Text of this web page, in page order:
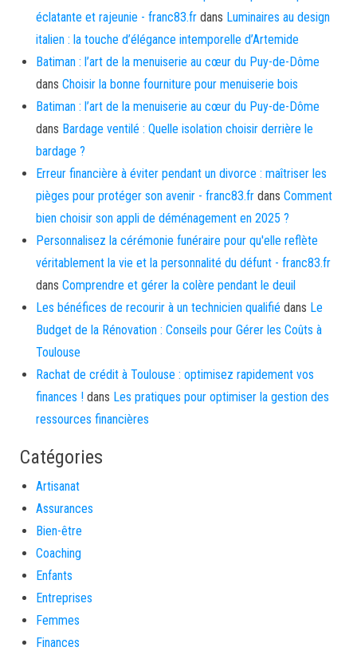
éclatante et rajeunie - franc83.fr dans Luminaires au design
italien : la touche d’élégance intemporelle d’Artemide
Batiman : l’art de la menuiserie au cœur du Puy-de-Dôme
dans Choisir la bonne fourniture pour menuiserie bois
Batiman : l’art de la menuiserie au cœur du Puy-de-Dôme
dans Bardage ventilé : Quelle isolation choisir derrière le
bardage ?
Erreur financière à éviter pendant un divorce : maîtriser les
pièges pour protéger son avenir - franc83.fr dans Comment
bien choisir son appli de déménagement en 2025 ?
Personnalisez la cérémonie funéraire pour qu'elle reflète
véritablement la vie et la personnalité du défunt - franc83.fr
dans Comprendre et gérer la colère pendant le deuil
Les bénéfices de recourir à un technicien qualifié dans Le
Budget de la Rénovation : Conseils pour Gérer les Coûts à
Toulouse
Rachat de crédit à Toulouse : optimisez rapidement vos
finances ! dans Les pratiques pour optimiser la gestion des
ressources financières
Catégories
Artisanat
Assurances
Bien-être
Coaching
Enfants
Entreprises
Femmes
Finances